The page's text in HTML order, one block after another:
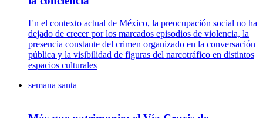
En el contexto actual de México, la preocupación social no ha
dejado de crecer por los marcados episodios de violencia, la
presencia constante del crimen organizado en la conversación
pública y la visibilidad de figuras del narcotráfico en distintos
espacios culturales
semana santa